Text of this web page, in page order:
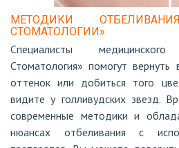
МЕТОДИКИ
СТОМАТОЛОГИИ»
Специалисты
Стоматология» помогут
оттенок или добиться того
видите у голливудских звезд.
современные методики и
нюансах отбеливания с